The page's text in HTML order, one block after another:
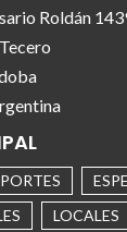
Roldán
LOCALES